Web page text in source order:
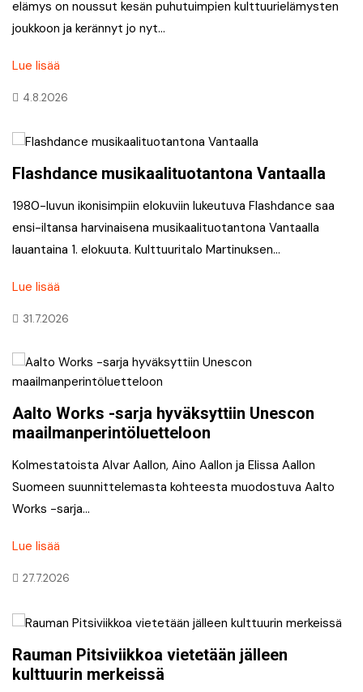
elämys on noussut kesän puhutuimpien kulttuurielämysten
joukkoon ja kerännyt jo nyt…
Lue lisää
4.8.2026
Flashdance musikaalituotantona Vantaalla
1980-luvun ikonisimpiin elokuviin lukeutuva Flashdance saa
ensi-iltansa harvinaisena musikaalituotantona Vantaalla
lauantaina 1. elokuuta. Kulttuuritalo Martinuksen…
Lue lisää
31.7.2026
Aalto Works -sarja hyväksyttiin Unescon
maailmanperintöluetteloon
Kolmestatoista Alvar Aallon, Aino Aallon ja Elissa Aallon
Suomeen suunnittelemasta kohteesta muodostuva Aalto
Works -sarja…
Lue lisää
27.7.2026
Rauman Pitsiviikkoa vietetään jälleen
kulttuurin merkeissä